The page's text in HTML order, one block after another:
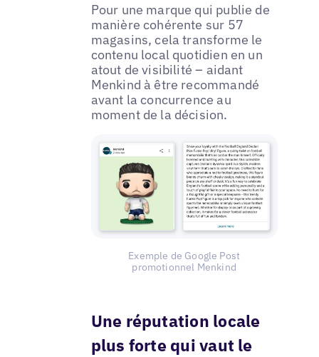
Pour une marque qui publie de
manière cohérente sur 57
magasins, cela transforme le
contenu local quotidien en un
atout de visibilité – aidant
Menkind à être recommandé
avant la concurrence au
moment de la décision.
Exemple de Google Post
promotionnel Menkind
Une réputation locale
plus forte qui vaut le